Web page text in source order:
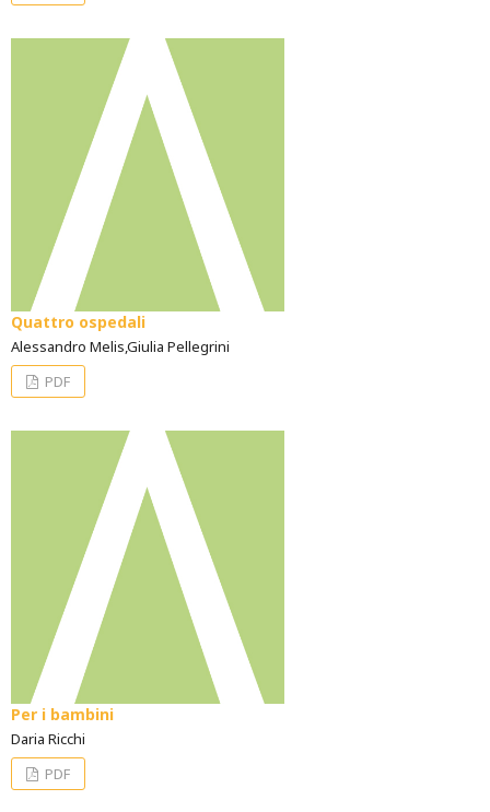
Quattro ospedali
Alessandro Melis,Giulia Pellegrini
PDF
Per i bambini
Daria Ricchi
PDF